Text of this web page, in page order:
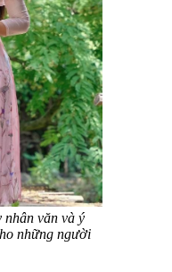
văn và ý
những người